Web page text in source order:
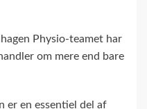
Physio-teamet har
om mere end bare
er en essentiel del af